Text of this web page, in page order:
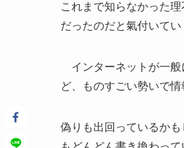
これまで知らなかった
だったのだと氣付いてい
インターネットが一般
ど、ものすごい勢いで
偽りも出回っているか